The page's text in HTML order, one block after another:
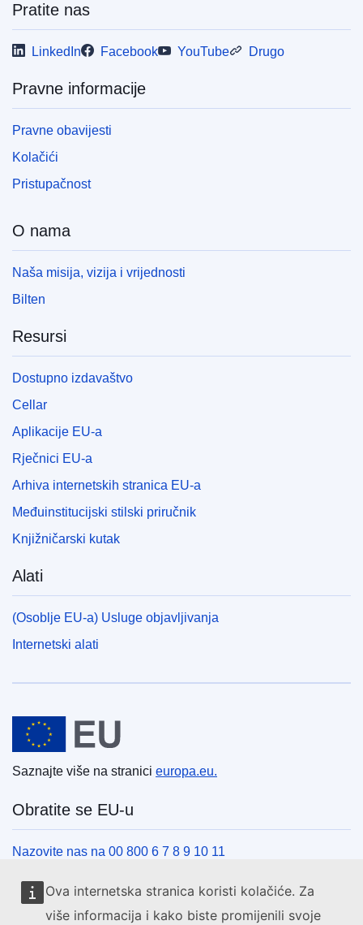
Ova internetska stranica koristi kolačiće. Za
više informacija i kako biste promijenili svoje
Pratite nas
LinkedIn Facebook YouTube Drugo
Pravne informacije
Pravne obavijesti
Kolačići
Pristupačnost
O nama
Naša misija, vizija i vrijednosti
Bilten
Resursi
Dostupno izdavaštvo
Cellar
Aplikacije EU-a
Rječnici EU-a
Arhiva internetskih stranica EU-a
Međuinstitucijski stilski priručnik
Knjižničarski kutak
Alati
(Osoblje EU-a) Usluge objavljivanja
Internetski alati
Europska unija
Saznajte više na stranici europa.eu.
Obratite se EU-u
Nazovite nas na 00 800 6 7 8 9 10 11
Uspostavite telefonsku vezu na drugi način
Pišite nam služeći se našim obrascem za kontakt